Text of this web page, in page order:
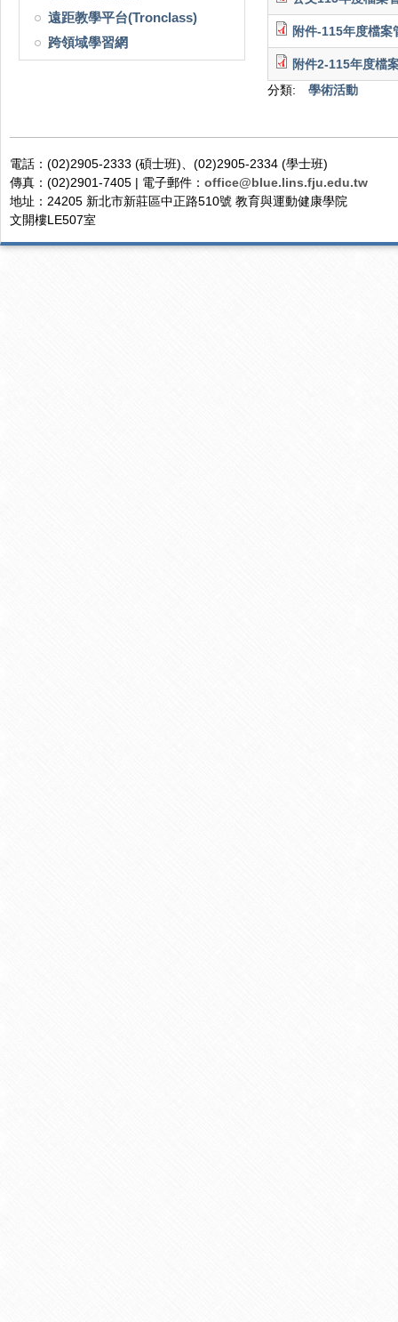
遠距教學平台(Tronclass)
跨領域學習網
附件-115年度檔案
附件2-115年度檔
分類:
學術活動
電話：(02)2905-2333 (碩士班)、(02)2905-2334 (學士班)
傳真：(02)2901-7405 | 電子郵件： office@blue.lins.fju.edu.tw
地址：24205 新北市新莊區中正路510號 教育與運動健康學院
文開樓LE507室